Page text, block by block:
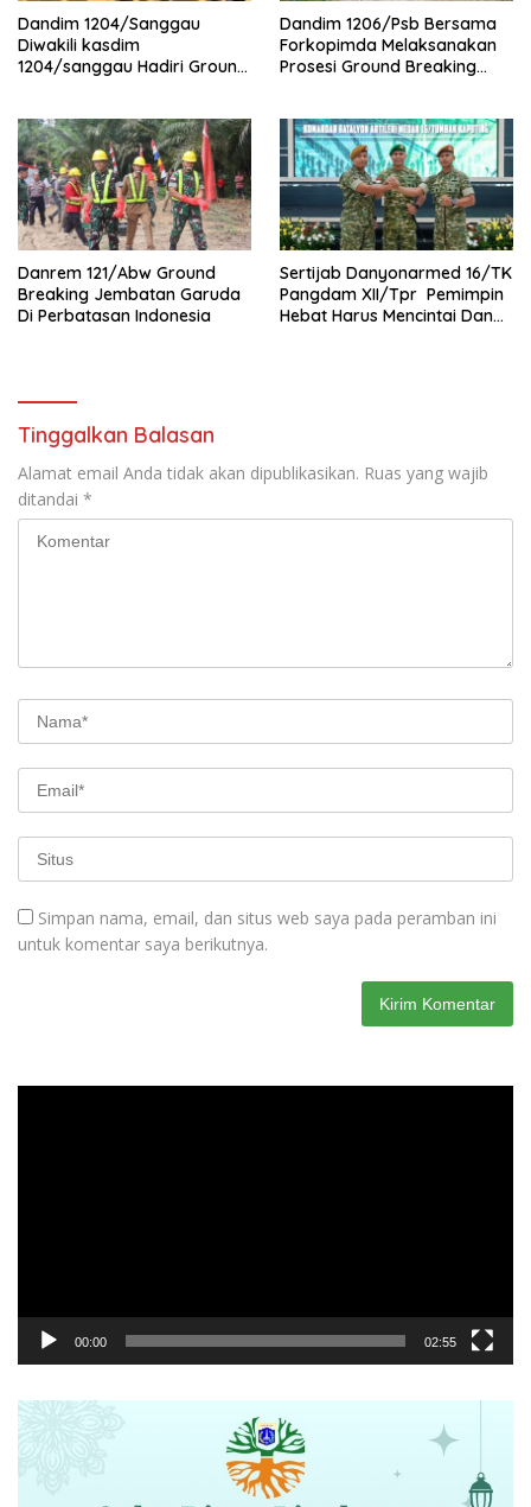
Dandim 1204/Sanggau
Diwakili kasdim
1204/sanggau Hadiri Ground
Dandim 1206/Psb Bersama
Forkopimda Melaksanakan
Prosesi Ground Breaking
Danrem 121/Abw Ground
Breaking Jembatan Garuda
Di Perbatasan Indonesia
Sertijab Danyonarmed 16/TK
Pangdam XII/Tpr Pemimpin
Hebat Harus Mencintai Dan
Tinggalkan Balasan
Alamat email Anda tidak akan dipublikasikan. Ruas yang wajib
ditandai *
Simpan nama, email, dan situs web saya pada peramban ini
untuk komentar saya berikutnya.
00:00 02:55